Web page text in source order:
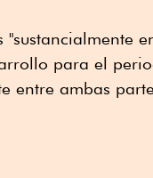
para el
entre ambas